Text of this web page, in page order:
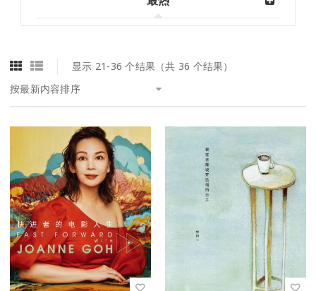
显示 21-36 个结果（共 36 个结果）
按最新内容排序